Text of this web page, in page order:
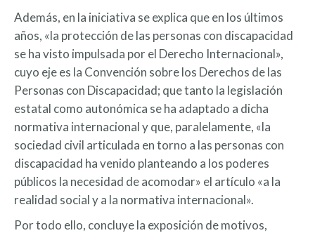
Además, en la iniciativa se explica que en los últimos
años, «la protección de las personas con discapacidad
se ha visto impulsada por el Derecho Internacional»,
cuyo eje es la Convención sobre los Derechos de las
Personas con Discapacidad; que tanto la legislación
estatal como autonómica se ha adaptado a dicha
normativa internacional y que, paralelamente, «la
sociedad civil articulada en torno a las personas con
discapacidad ha venido planteando a los poderes
públicos la necesidad de acomodar» el artículo «a la
realidad social y a la normativa internacional».
Por todo ello, concluye la exposición de motivos,